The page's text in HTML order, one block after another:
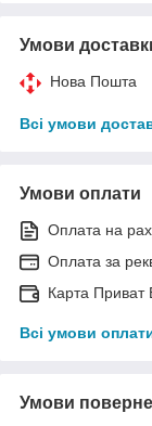
Умови
Нова Пошта
Всі умови
Умови оплати
Оплата на
Оплата за
Карта Приват
Всі умови
Умови